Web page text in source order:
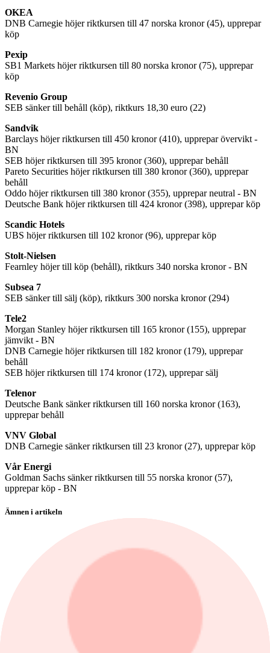
OKEA
DNB Carnegie höjer riktkursen till 47 norska kronor (45), upprepar
köp
Pexip
SB1 Markets höjer riktkursen till 80 norska kronor (75), upprepar
köp
Revenio Group
SEB sänker till behåll (köp), riktkurs 18,30 euro (22)
Sandvik
Barclays höjer riktkursen till 450 kronor (410), upprepar övervikt -
BN
SEB höjer riktkursen till 395 kronor (360), upprepar behåll
Pareto Securities höjer riktkursen till 380 kronor (360), upprepar
behåll
Oddo höjer riktkursen till 380 kronor (355), upprepar neutral - BN
Deutsche Bank höjer riktkursen till 424 kronor (398), upprepar köp
Scandic Hotels
UBS höjer riktkursen till 102 kronor (96), upprepar köp
Stolt-Nielsen
Fearnley höjer till köp (behåll), riktkurs 340 norska kronor - BN
Subsea 7
SEB sänker till sälj (köp), riktkurs 300 norska kronor (294)
Tele2
Morgan Stanley höjer riktkursen till 165 kronor (155), upprepar
jämvikt - BN
DNB Carnegie höjer riktkursen till 182 kronor (179), upprepar
behåll
SEB höjer riktkursen till 174 kronor (172), upprepar sälj
Telenor
Deutsche Bank sänker riktkursen till 160 norska kronor (163),
upprepar behåll
VNV Global
DNB Carnegie sänker riktkursen till 23 kronor (27), upprepar köp
Vår Energi
Goldman Sachs sänker riktkursen till 55 norska kronor (57),
upprepar köp - BN
Ämnen i artikeln
Aktierekommendationer
Aker Solutions
Arjo
EQT